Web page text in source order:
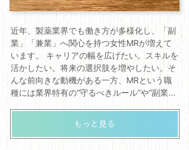
近年、製薬業界でも働き方が多様化し、「副
業」「兼業」へ関心を持つ女性MRが増えて
います。 キャリアの幅を広げたい。スキルを
活かしたい。将来の選択肢を増やしたい。そ
んな前向きな動機がある一方、MRという職
種には業界特有の“守るべきルール”や“副業...